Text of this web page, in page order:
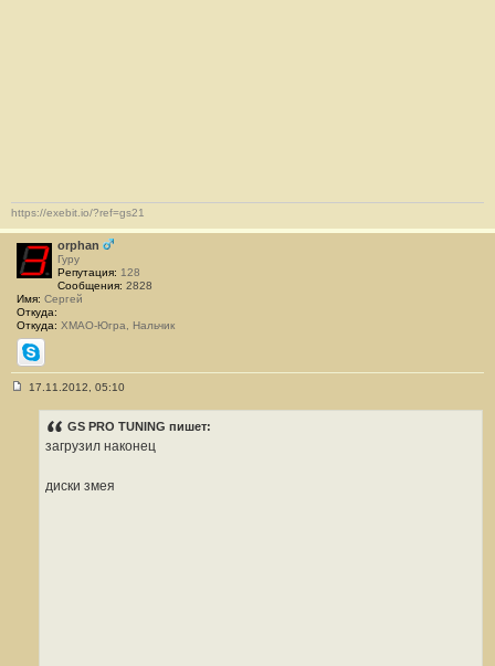
https://exebit.io/?ref=gs21
orphan
Гуру
Репутация: 128
Сообщения: 2828
Имя: Сергей
Откуда:
Откуда: ХМАО-Югра, Нальчик
Skype
17.11.2012, 05:10
GS PRO TUNING пишет:
загрузил наконец
диски змея